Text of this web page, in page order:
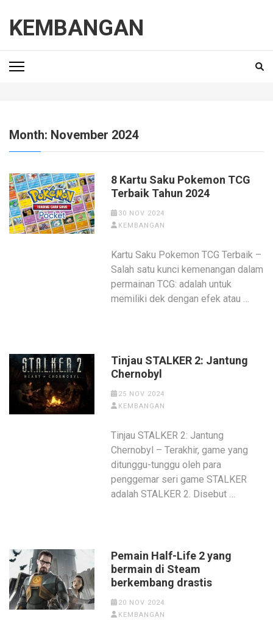
content
(Press
Enter)
KEMBANGAN
Month: November 2024
8 Kartu Saku Pokemon TCG
Terbaik Tahun 2024
30 NOV 2024
KEMBANGAN
Kartu Saku Pokemon TCG Terbaik –
Salah satu kunci kemenangan dalam
permainan TCG: adalah untuk
memiliki dek dengan efek atau …
Tinjau STALKER 2: Jantung
Chernobyl
25 NOV 2024
KEMBANGAN
Tinjau STALKER 2: Jantung
Chernobyl – Terakhir, game yang
ditunggu-tunggu oleh para
penggemar seri game STALKER
adalah STALKER 2. Disebut …
Pemain Half-Life 2 yang
bermain di Steam
berkembang drastis
20 NOV 2024
KEMBANGAN